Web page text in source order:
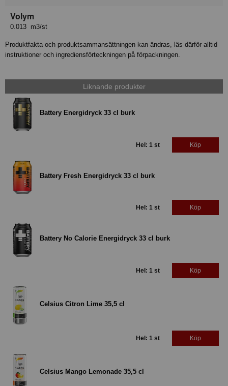
Volym
0.013 m3/st
Produktfakta och produktsammansättningen kan ändras, läs därför alltid
instruktioner och ingrediensförteckningen på förpackningen.
Liknande produkter
Battery Energidryck 33 cl burk
Hel: 1 st Köp
Battery Fresh Energidryck 33 cl burk
Hel: 1 st Köp
Battery No Calorie Energidryck 33 cl burk
Hel: 1 st Köp
Celsius Citron Lime 35,5 cl
Hel: 1 st Köp
Celsius Mango Lemonade 35,5 cl